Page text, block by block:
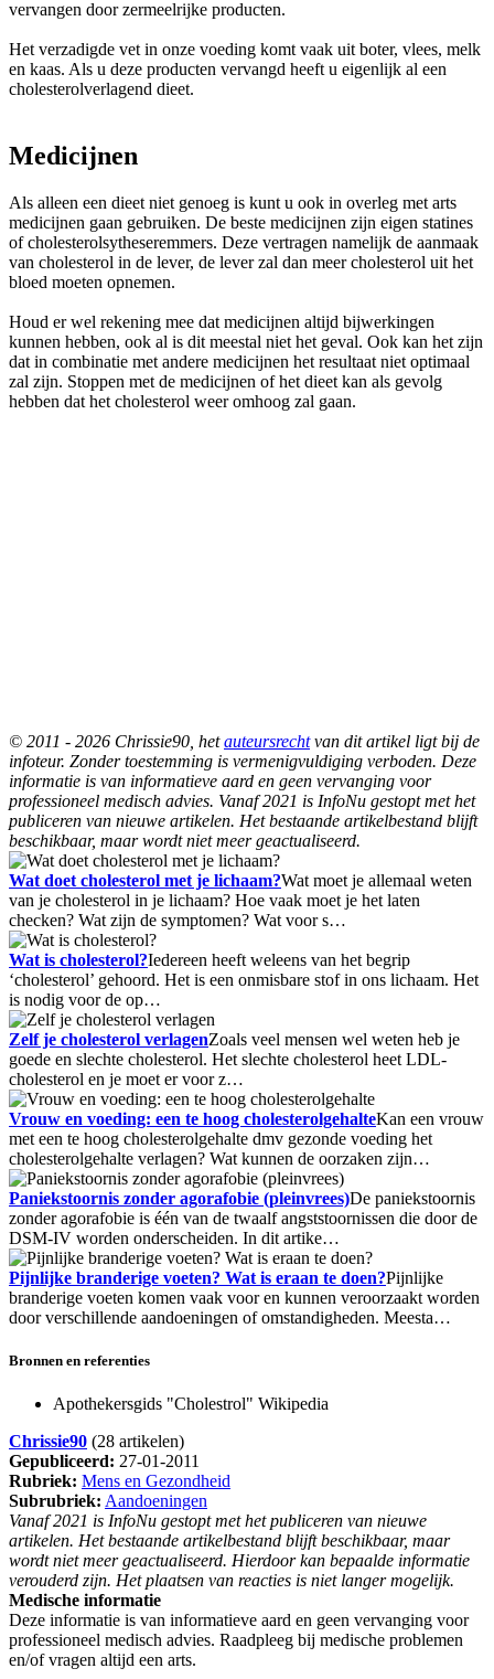
vervangen door zermeelrijke producten.
Het verzadigde vet in onze voeding komt vaak uit boter, vlees, melk
en kaas. Als u deze producten vervangd heeft u eigenlijk al een
cholesterolverlagend dieet.
Medicijnen
Als alleen een dieet niet genoeg is kunt u ook in overleg met arts
medicijnen gaan gebruiken. De beste medicijnen zijn eigen statines
of cholesterolsytheseremmers. Deze vertragen namelijk de aanmaak
van cholesterol in de lever, de lever zal dan meer cholesterol uit het
bloed moeten opnemen.
Houd er wel rekening mee dat medicijnen altijd bijwerkingen
kunnen hebben, ook al is dit meestal niet het geval. Ook kan het zijn
dat in combinatie met andere medicijnen het resultaat niet optimaal
zal zijn. Stoppen met de medicijnen of het dieet kan als gevolg
hebben dat het cholesterol weer omhoog zal gaan.
© 2011 - 2026 Chrissie90, hetauteursrechtvan dit artikel ligt bij de
infoteur. Zonder toestemming is vermenigvuldiging verboden. Deze
informatie is van informatieve aard en geen vervanging voor
professioneel medisch advies. Vanaf 2021 is InfoNu gestopt met het
publiceren van nieuwe artikelen. Het bestaande artikelbestand blijft
beschikbaar, maar wordt niet meer geactualiseerd.
Wat doet cholesterol met je lichaam?Wat moet je allemaal weten
van je cholesterol in je lichaam? Hoe vaak moet je het laten
checken? Wat zijn de symptomen? Wat voor s…
Wat is cholesterol?Iedereen heeft weleens van het begrip
‘cholesterol’ gehoord. Het is een onmisbare stof in ons lichaam. Het
is nodig voor de op…
Zelf je cholesterol verlagenZoals veel mensen wel weten heb je
goede en slechte cholesterol. Het slechte cholesterol heet LDL-
cholesterol en je moet er voor z…
Vrouw en voeding: een te hoog cholesterolgehalteKan een vrouw
met een te hoog cholesterolgehalte dmv gezonde voeding het
cholesterolgehalte verlagen? Wat kunnen de oorzaken zijn…
Paniekstoornis zonder agorafobie (pleinvrees)De paniekstoornis
zonder agorafobie is één van de twaalf angststoornissen die door de
DSM-IV worden onderscheiden. In dit artike…
Pijnlijke branderige voeten? Wat is eraan te doen?Pijnlijke
branderige voeten komen vaak voor en kunnen veroorzaakt worden
door verschillende aandoeningen of omstandigheden. Meesta…
Bronnen en referenties
Apothekersgids "Cholestrol" Wikipedia
Chrissie90 (28 artikelen)
Gepubliceerd: 27-01-2011
Rubriek: Mens en Gezondheid
Subrubriek: Aandoeningen
Vanaf 2021 is InfoNu gestopt met het publiceren van nieuwe
artikelen. Het bestaande artikelbestand blijft beschikbaar, maar
wordt niet meer geactualiseerd. Hierdoor kan bepaalde informatie
verouderd zijn. Het plaatsen van reacties is niet langer mogelijk.
Medische informatie
Deze informatie is van informatieve aard en geen vervanging voor
professioneel medisch advies. Raadpleeg bij medische problemen
en/of vragen altijd een arts.